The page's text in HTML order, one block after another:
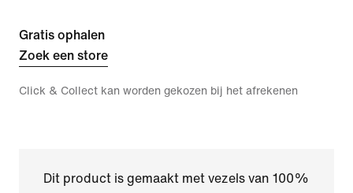
Gratis ophalen
Zoek een store
Click & Collect kan worden gekozen bij het afrekenen
Dit product is gemaakt met vezels van 100%